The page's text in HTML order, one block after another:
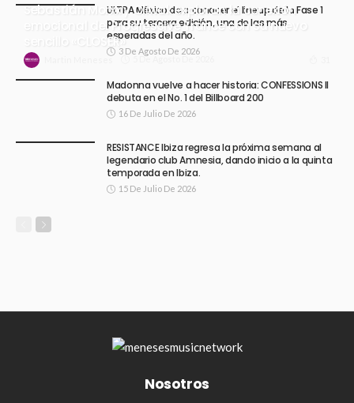
Sebastián Morxx y Oliwak exploran la conexión
emocional del Progressive Trance con su nuevo
sencillo «CLOSER»
Martin Meneses 5 De Agosto De 2026
ULTRA México da a conocer el lineup de la Fase 1
para su tercera edición, una de las más
esperadas del año.
3 De Agosto De 2026
Madonna vuelve a hacer historia: CONFESSIONS II
debuta en el No. 1 del Billboard 200
16 De Julio De 2026
RESISTANCE Ibiza regresa la próxima semana al
legendario club Amnesia, dando inicio a la quinta
temporada en Ibiza.
15 De Julio De 2026
Nosotros